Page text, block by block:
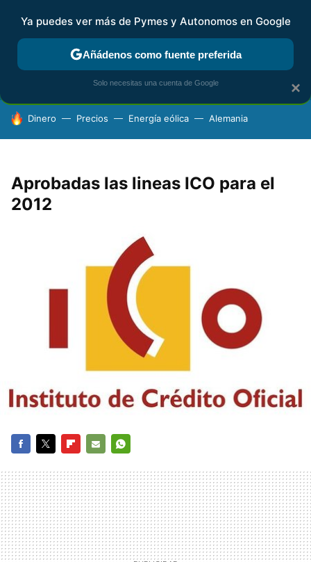
FISCALIDAD Y CONTABILIDAD KIT DIGITAL RENTA
HOY SE HABLA DE
Dinero Precios Energía eólica Alemania
Aprobadas las lineas ICO para el
2012
MAIL
×
Ya puedes ver más de Pymes y Autonomos en Google
Añádenos como fuente preferida
Solo necesitas una cuenta de Google